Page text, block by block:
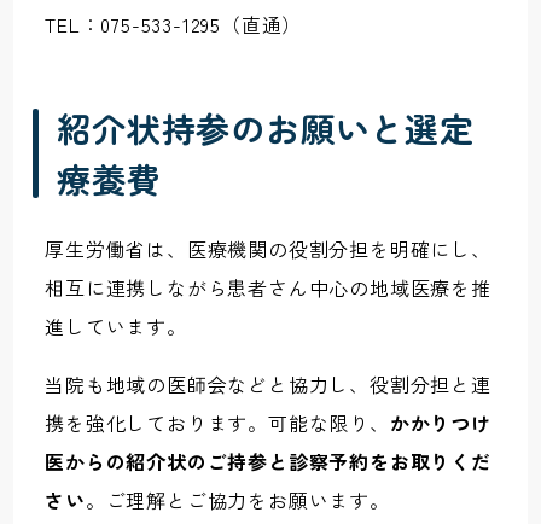
TEL：075-533-1295（直通）
紹介状持参のお願いと選定
療養費
厚生労働省は、医療機関の役割分担を明確にし、
相互に連携しながら患者さん中心の地域医療を推
進しています。
当院も地域の医師会などと協力し、役割分担と連
携を強化しております。可能な限り、 かかりつけ
医からの紹介状のご持参と診察予約をお取りくだ
さい。ご理解とご協力をお願います。